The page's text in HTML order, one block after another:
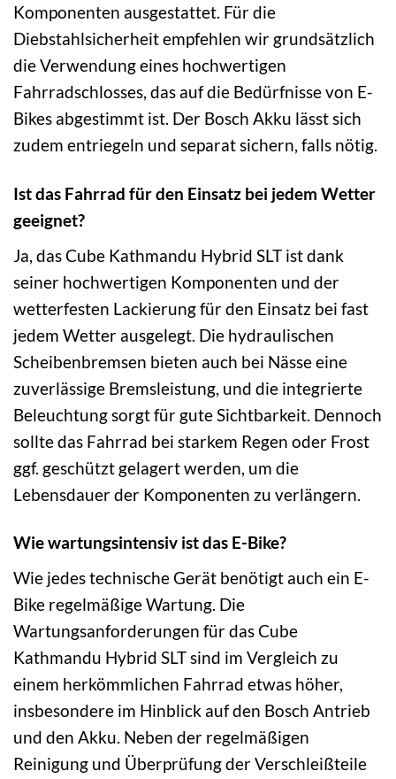
Komponenten ausgestattet. Für die
Diebstahlsicherheit empfehlen wir grundsätzlich
die Verwendung eines hochwertigen
Fahrradschlosses, das auf die Bedürfnisse von E-
Bikes abgestimmt ist. Der Bosch Akku lässt sich
zudem entriegeln und separat sichern, falls nötig.
Ist das Fahrrad für den Einsatz bei jedem Wetter
geeignet?
Ja, das Cube Kathmandu Hybrid SLT ist dank
seiner hochwertigen Komponenten und der
wetterfesten Lackierung für den Einsatz bei fast
jedem Wetter ausgelegt. Die hydraulischen
Scheibenbremsen bieten auch bei Nässe eine
zuverlässige Bremsleistung, und die integrierte
Beleuchtung sorgt für gute Sichtbarkeit. Dennoch
sollte das Fahrrad bei starkem Regen oder Frost
ggf. geschützt gelagert werden, um die
Lebensdauer der Komponenten zu verlängern.
Wie wartungsintensiv ist das E-Bike?
Wie jedes technische Gerät benötigt auch ein E-
Bike regelmäßige Wartung. Die
Wartungsanforderungen für das Cube
Kathmandu Hybrid SLT sind im Vergleich zu
einem herkömmlichen Fahrrad etwas höher,
insbesondere im Hinblick auf den Bosch Antrieb
und den Akku. Neben der regelmäßigen
Reinigung und Überprüfung der Verschleißteile